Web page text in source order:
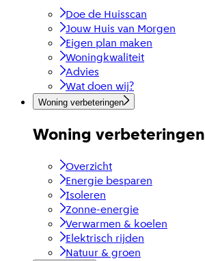
Doe de Huisscan
Jouw Huis van Morgen
Eigen plan maken
Woningkwaliteit
Advies
Wat doen wij?
Woning verbeteringen
Woning verbeteringen
Overzicht
Energie besparen
Isoleren
Zonne-energie
Verwarmen & koelen
Elektrisch rijden
Natuur & groen